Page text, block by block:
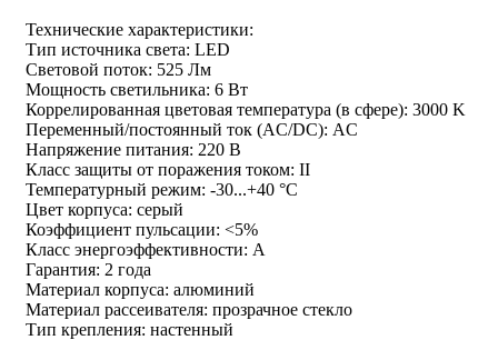
Технические характеристики:
Тип источника света: LED
Световой поток: 525 Лм
Мощность светильника: 6 Вт
Коррелированная цветовая температура (в сфере): 3000 K
Переменный/постоянный ток (AC/DC): AC
Напряжение питания: 220 В
Класс защиты от поражения током: II
Температурный режим: -30...+40 °С
Цвет корпуса: серый
Коэффициент пульсации: <5%
Класс энергоэффективности: A
Гарантия: 2 года
Материал корпуса: алюминий
Материал рассеивателя: прозрачное стекло
Тип крепления: настенный